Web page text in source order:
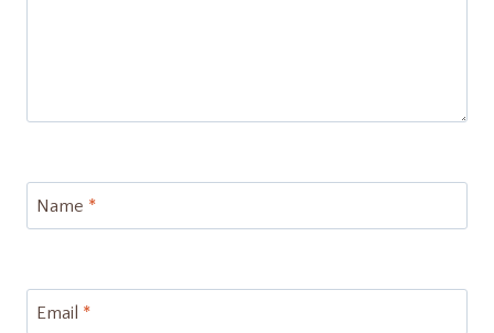
Name *
Email *